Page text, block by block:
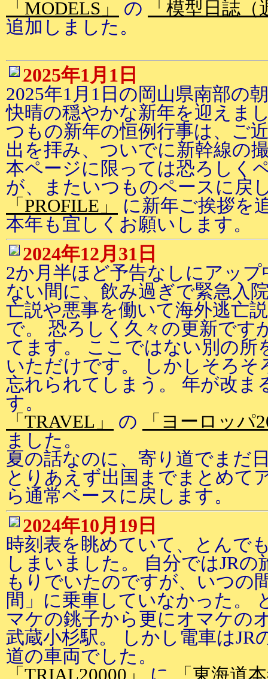
「MODELS」
の
「模型日誌
追加しました。
2025年1月1日
2025年1月1日の岡山県南部の
快晴の穏やかな新年を迎えま
つもの新年の恒例行事は、ご
出を拝み、ついでに新幹線の
本ページに限っては恐ろしく
が、またいつものペースに戻
「PROFILE」
に新年ご挨拶を
本年も宜しくお願いします。
2024年12月31日
2か月半ほど予告なしにアッ
ない間に、飲み過ぎで緊急入
亡説や悪事を働いて海外逃亡
で。 恐ろしく久々の更新です
てます。 ここではない別の所
いただけです。 しかしそろそ
忘れられてしまう。 年が改ま
す。
「TRAVEL」
の
「ヨーロッパ
ました。
夏の話なのに、寄り道でまだ
とりあえず出国までまとめて
ら通常ベースに戻します。
2024年10月19日
時刻表を眺めていて、とんで
しまいました。 自分ではJR
もりでいたのですが、いつの
間」に乗車していなかった。
マケの銚子から更にオマケの
武蔵小杉駅。 しかし電車はJR
道の車両でした。
「TRIAL20000」
に 「東海道